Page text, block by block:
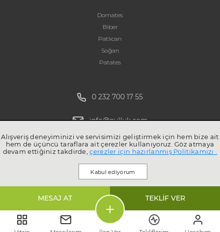
MESAJ AT TEKLİF VER
Domates
Biber
Patlıcan
Soğan
Patates
0 232 700 17 55
info@pulluk.com
Alışveriş deneyiminizi ve servisimizi geliştirmek için hem bize ait
hem de üçüncü taraflara ait çerezler kullanıyoruz. Göz atmaya
devam ettiğiniz takdirde,çerezler için hazırlanmış Politikamızı .
Kabul ediyorum